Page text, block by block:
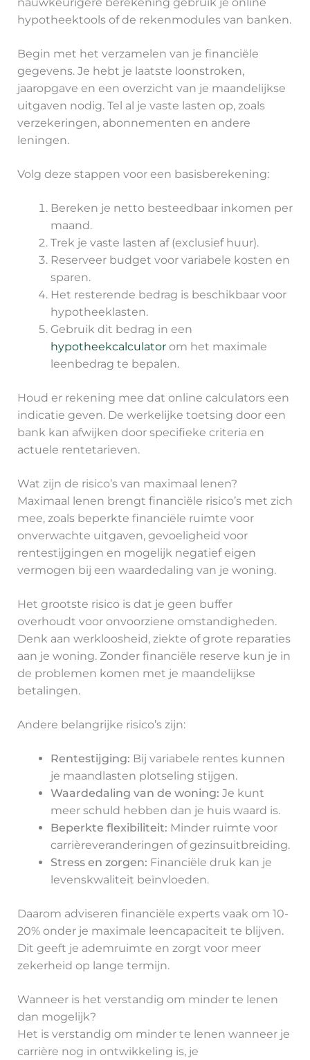
hypotheektools of de rekenmodules van banken.
Begin met het verzamelen van je financiële
gegevens. Je hebt je laatste loonstroken,
jaaropgave en een overzicht van je maandelijkse
uitgaven nodig. Tel al je vaste lasten op, zoals
verzekeringen, abonnementen en andere
leningen.
Volg deze stappen voor een basisberekening:
Bereken je netto besteedbaar inkomen per
maand.
Trek je vaste lasten af (exclusief huur).
Reserveer budget voor variabele kosten en
sparen.
Het resterende bedrag is beschikbaar voor
hypotheeklasten.
Gebruik dit bedrag in een
hypotheekcalculatorom het maximale
leenbedrag te bepalen.
Houd er rekening mee dat online calculators een
indicatie geven. De werkelijke toetsing door een
bank kan afwijken door specifieke criteria en
actuele rentetarieven.
Wat zijn de risico’s van maximaal lenen?
Maximaal lenen brengt financiële risico’s met zich
mee, zoals beperkte financiële ruimte voor
onverwachte uitgaven, gevoeligheid voor
rentestijgingen en mogelijk negatief eigen
vermogen bij een waardedaling van je woning.
Het grootste risico is dat je geen buffer
overhoudt voor onvoorziene omstandigheden.
Denk aan werkloosheid, ziekte of grote reparaties
aan je woning. Zonder financiële reserve kun je in
de problemen komen met je maandelijkse
betalingen.
Andere belangrijke risico’s zijn:
Rentestijging: Bij variabele rentes kunnen
je maandlasten plotseling stijgen.
Waardedaling van de woning: Je kunt
meer schuld hebben dan je huis waard is.
Beperkte flexibiliteit: Minder ruimte voor
carrièreveranderingen of gezinsuitbreiding.
Stress en zorgen: Financiële druk kan je
levenskwaliteit beïnvloeden.
Daarom adviseren financiële experts vaak om 10-
20% onder je maximale leencapaciteit te blijven.
Dit geeft je ademruimte en zorgt voor meer
zekerheid op lange termijn.
Wanneer is het verstandig om minder te lenen
dan mogelijk?
Het is verstandig om minder te lenen wanneer je
carrière nog in ontwikkeling is, je